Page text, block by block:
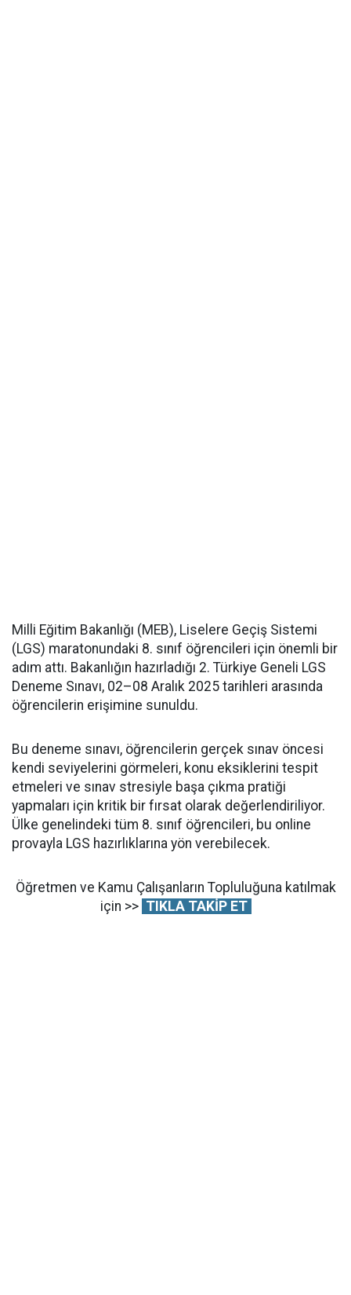
Milli Eğitim Bakanlığı (MEB), Liselere Geçiş Sistemi
(LGS) maratonundaki 8. sınıf öğrencileri için önemli bir
adım attı. Bakanlığın hazırladığı 2. Türkiye Geneli LGS
Deneme Sınavı, 02–08 Aralık 2025 tarihleri arasında
öğrencilerin erişimine sunuldu.
Bu deneme sınavı, öğrencilerin gerçek sınav öncesi
kendi seviyelerini görmeleri, konu eksiklerini tespit
etmeleri ve sınav stresiyle başa çıkma pratiği
yapmaları için kritik bir fırsat olarak değerlendiriliyor.
Ülke genelindeki tüm 8. sınıf öğrencileri, bu online
provayla LGS hazırlıklarına yön verebilecek.
Öğretmen ve Kamu Çalışanların Topluluğuna katılmak
için >> TIKLA TAKİP ET